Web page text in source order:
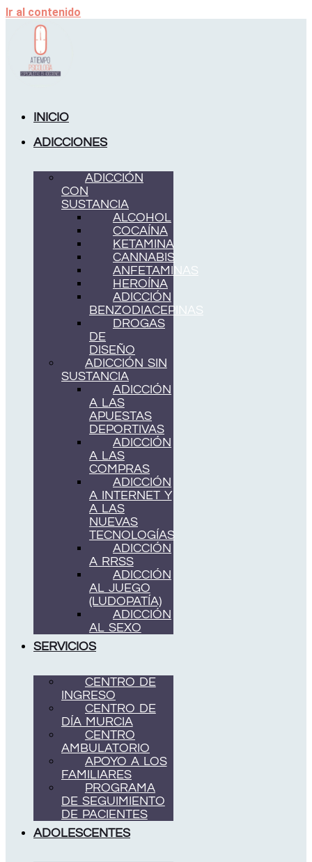
Ir al contenido
INICIO
ADICCIONES
ADICCIÓN
CON
SUSTANCIA
ALCOHOL
COCAÍNA
KETAMINA
CANNABIS
ANFETAMINAS
HEROÍNA
ADICCIÓN
BENZODIACEPINAS
DROGAS
DE
DISEÑO
ADICCIÓN SIN
SUSTANCIA
ADICCIÓN
A LAS
APUESTAS
DEPORTIVAS
ADICCIÓN
A LAS
COMPRAS
ADICCIÓN
A INTERNET Y
A LAS
NUEVAS
TECNOLOGÍAS
ADICCIÓN
A RRSS
ADICCIÓN
AL JUEGO
(LUDOPATÍA)
ADICCIÓN
AL SEXO
SERVICIOS
CENTRO DE
INGRESO
CENTRO DE
DÍA MURCIA
CENTRO
AMBULATORIO
APOYO A LOS
FAMILIARES
PROGRAMA
DE SEGUIMIENTO
DE PACIENTES
ADOLESCENTES